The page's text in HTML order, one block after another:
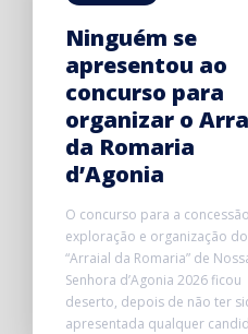
Ninguém se
apresentou ao
concurso para
organizar o
da Romaria
d’Agonia
O concurso para a
exploração e organização do
“Arraial da Romaria” de
Senhora d’Agonia 2026 ficou
deserto, depois de não ter
apresentada qualquer